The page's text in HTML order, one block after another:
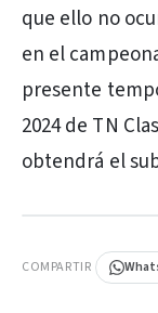
que ello no
en el
presente
2024 de TN
obtendrá el
COMPARTIR